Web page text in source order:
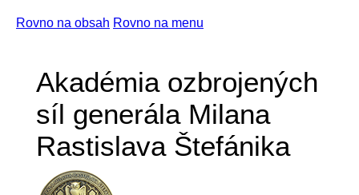
Rovno na obsah Rovno na menu
Akadémia ozbrojených
síl generála Milana
Rastislava Štefánika